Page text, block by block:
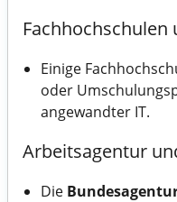
Einige
oder
angewandter IT.
Arbeitsagentur
Die